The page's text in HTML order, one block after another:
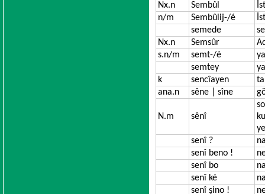
Nx.n
Sembûl
n/m
Sembûlij-/é
semede
Nx.n
Semsûr
s.n/m
semt-/é
semtey
k
sencîayen
ana.n
sêne | sîne
N.m sênî
senî ?
senî beno !
senî bo
senî ké
senî şino !